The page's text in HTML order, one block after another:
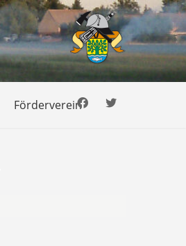
Förderverein